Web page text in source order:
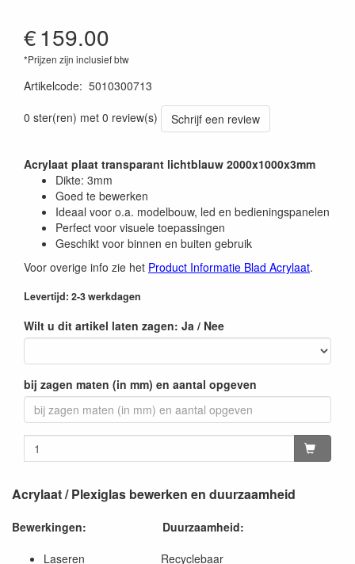
€159.00
*Prijzen zijn inclusief btw
Artikelcode: 5010300713
0 ster(ren) met 0 review(s)
Schrijf een review
Acrylaat plaat transparant lichtblauw 2000x1000x3mm
Dikte: 3mm
Goed te bewerken
Ideaal voor o.a. modelbouw, led en bedieningspanelen
Perfect voor visuele toepassingen
Geschikt voor binnen en buiten gebruik
Voor overige info zie het Product Informatie Blad Acrylaat.
Levertijd: 2-3 werkdagen
Wilt u dit artikel laten zagen: Ja / Nee
bij zagen maten (in mm) en aantal opgeven
Acrylaat / Plexiglas bewerken en duurzaamheid
Bewerkingen:
Duurzaamheid:
Laseren Recyclebaar